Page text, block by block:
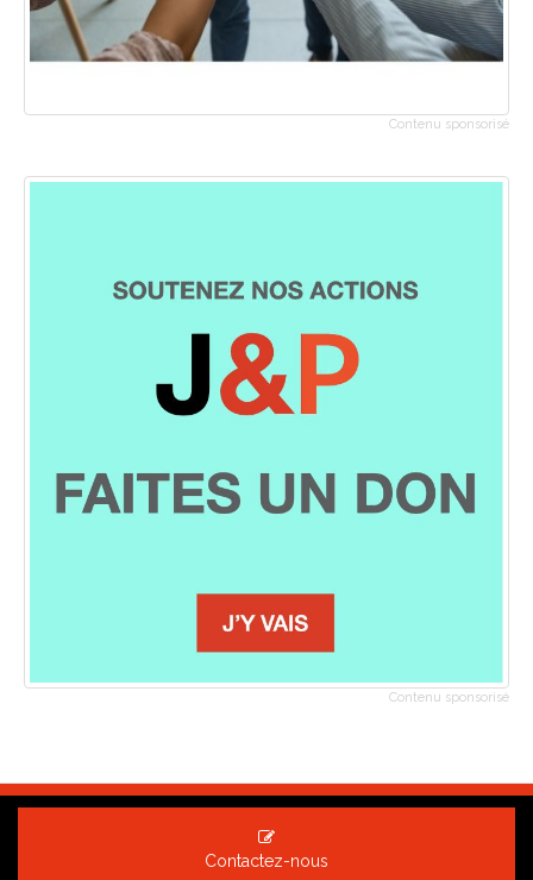
Contenu sponsorisé
Contenu sponsorisé
Contactez-nous